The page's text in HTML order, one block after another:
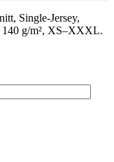
Single-Jersey,
140 g/m², XS–XXXL.